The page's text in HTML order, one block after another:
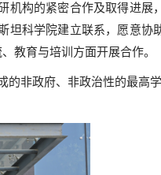
机构的紧密合作及取得进展
坦科学院建立联系，愿意协
教育与培训方面开展合作。
的非政府、非政治性的最高